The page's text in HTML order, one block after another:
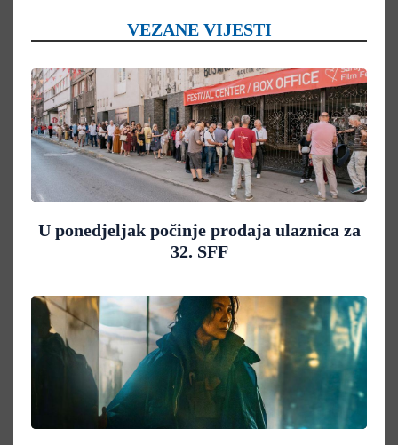
VEZANE VIJESTI
U ponedjeljak počinje prodaja ulaznica za
32. SFF